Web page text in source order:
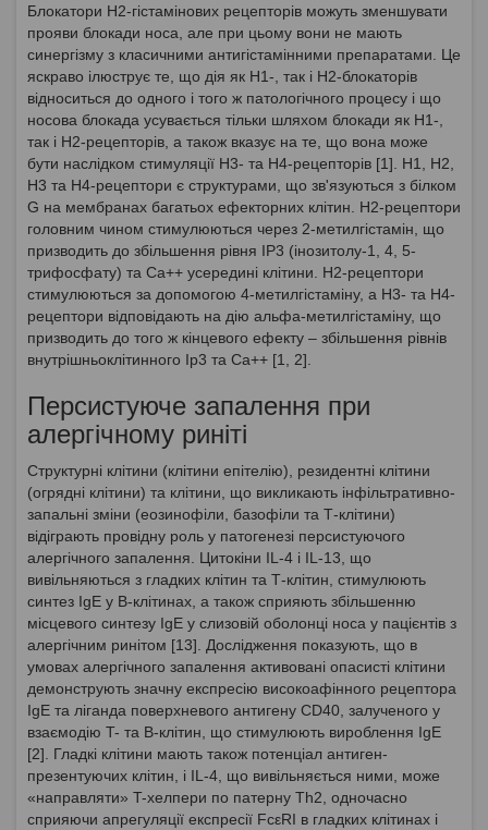
Блокатори Н2-гістамінових рецепторів можуть зменшувати
прояви блокади носа, але при цьому вони не мають
синергізму з класичними антигістамінними препаратами. Це
яскраво ілюструє те, що дія як Н1-, так і Н2-блокаторів
відноситься до одного і того ж патологічного процесу і що
носова блокада усувається тільки шляхом блокади як Н1-,
так і Н2-рецепторів, а також вказує на те, що вона може
бути наслідком стимуляції Н3- та Н4-рецепторів [1]. H1, H2,
H3 та H4-рецептори є структурами, що зв'язуються з білком
G на мембранах багатьох ефекторних клітин. Н2-рецептори
головним чином стимулюються через 2-метилгістамін, що
призводить до збільшення рівня IP3 (інозитолу-1, 4, 5-
трифосфату) та Ca++ усередині клітини. Н2-рецептори
стимулюються за допомогою 4-метилгістаміну, а H3- та H4-
рецептори відповідають на дію альфа-метилгістаміну, що
призводить до того ж кінцевого ефекту – збільшення рівнів
внутрішньоклітинного Ip3 та Ca++ [1, 2].
Персистуюче запалення при
алергічному риніті
Структурні клітини (клітини епітелію), резидентні клітини
(огрядні клітини) та клітини, що викликають інфільтративно-
запальні зміни (еозинофіли, базофіли та Т-клітини)
відіграють провідну роль у патогенезі персистуючого
алергічного запалення. Цитокіни IL-4 і IL-13, що
вивільняються з гладких клітин та Т-клітин, стимулюють
синтез IgE у В-клітинах, а також сприяють збільшенню
місцевого синтезу IgE у слизовій оболонці носа у пацієнтів з
алергічним ринітом [13]. Дослідження показують, що в
умовах алергічного запалення активовані опасисті клітини
демонструють значну експресію високоафінного рецептора
IgE та ліганда поверхневого антигену CD40, залученого у
взаємодію T- та B-клітин, що стимулюють вироблення IgE
[2]. Гладкі клітини мають також потенціал антиген-
презентуючих клітин, і IL-4, що вивільняється ними, може
«направляти» T-хелпери по патерну Th2, одночасно
сприяючи апрегуляції експресії FcεRI в гладких клітинах і